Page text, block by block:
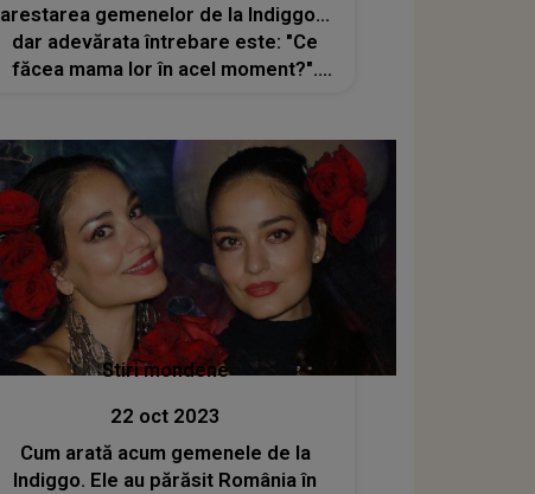
arestarea gemenelor de la Indiggo...
dar adevărata întrebare este: "Ce
făcea mama lor în acel moment?".
gândit cineva
Stiri mondene
22 oct 2023
Cum arată acum gemenele de la
Indiggo. Ele au părăsit România în